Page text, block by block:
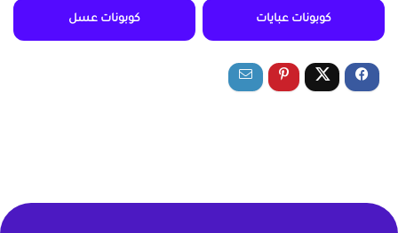
كوبونات عبايات كوبونات عسل